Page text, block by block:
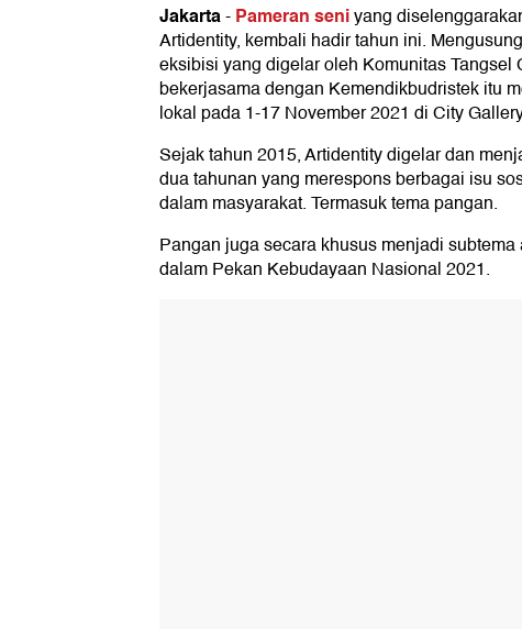
Jakarta-Pameran seniyang
Artidentity, kembali hadir tahun ini.
eksibisi yang digelar oleh Komunitas Tangsel
bekerjasama dengan Kemendikbudristek itu
lokal pada 1-17 November 2021 di City
Sejak tahun 2015, Artidentity digelar dan
dua tahunan yang merespons berbagai isu
dalam masyarakat. Termasuk tema pangan.
Pangan juga secara khusus menjadi
dalam Pekan Kebudayaan Nasional 2021.